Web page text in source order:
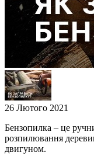
26 Лютого 2021
Бензопилка – це
розпилювання
двигуном.